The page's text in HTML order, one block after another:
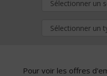
Pour voir les offres